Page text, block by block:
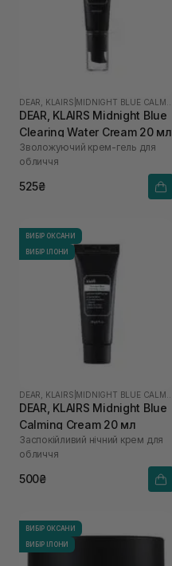
DEAR, KLAIRS
DEAR, KLAIRS Midnight Blue
Clearing Water Cream 20 мл
Зволожуючий крем-гель для
обличчя
525₴
ВИБІР ОКСАНИ
ВИБІР ІЛОНИ
DEAR, KLAIRS
DEAR, KLAIRS Midnight Blue
Calming Cream 20 мл
Заспокійливий нічний крем для
обличчя
500₴
ВИБІР ОКСАНИ
ВИБІР ІЛОНИ